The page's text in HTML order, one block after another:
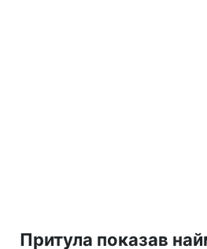
Притула показав